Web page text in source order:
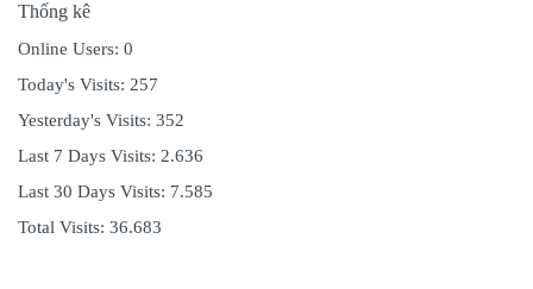
Thống kê
Online Users: 0
Today's Visits: 257
Yesterday's Visits: 352
Last 7 Days Visits: 2.636
Last 30 Days Visits: 7.585
Total Visits: 36.683